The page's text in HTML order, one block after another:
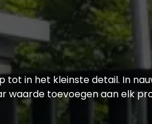
in het kleinste detail. In
toevoegen aan elk